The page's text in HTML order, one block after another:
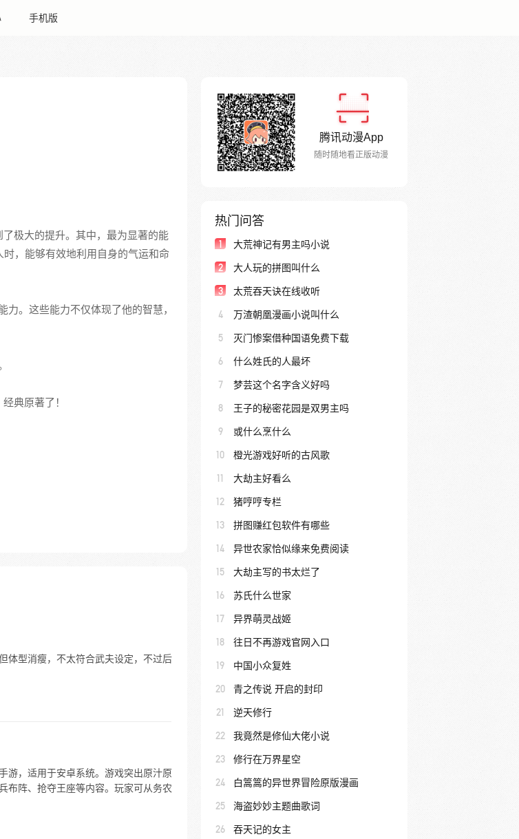
手机版
极大的提升。其中，最为显著的能
，能够有效地利用自身的气运和命
。这些能力不仅体现了他的智慧，
经典原著了！
体型消瘦，不太符合武夫设定，不过后
游，适用于安卓系统。游戏突出原汁原
布阵、抢夺王座等内容。玩家可从务农
腾讯动漫App
随时随地看正版动漫
热门问答
1 大荒神记有男主吗小说
2 大人玩的拼图叫什么
3 太荒吞天诀在线收听
4 万渣朝凰漫画小说叫什么
5 灭门惨案借种国语免费下载
6 什么姓氏的人最坏
7 梦芸这个名字含义好吗
8 王子的秘密花园是双男主吗
9 或什么烹什么
10 橙光游戏好听的古风歌
11 大劫主好看么
12 猪哼哼专栏
13 拼图赚红包软件有哪些
14 异世农家恰似缘来免费阅读
15 大劫主写的书太烂了
16 苏氏什么世家
17 异界萌灵战姬
18 往日不再游戏官网入口
19 中国小众复姓
20 青之传说 开启的封印
21 逆天修行
22 我竟然是修仙大佬小说
23 修行在万界星空
24 白篙篙的异世界冒险原版漫画
25 海盗妙妙主题曲歌词
26 吞天记的女主